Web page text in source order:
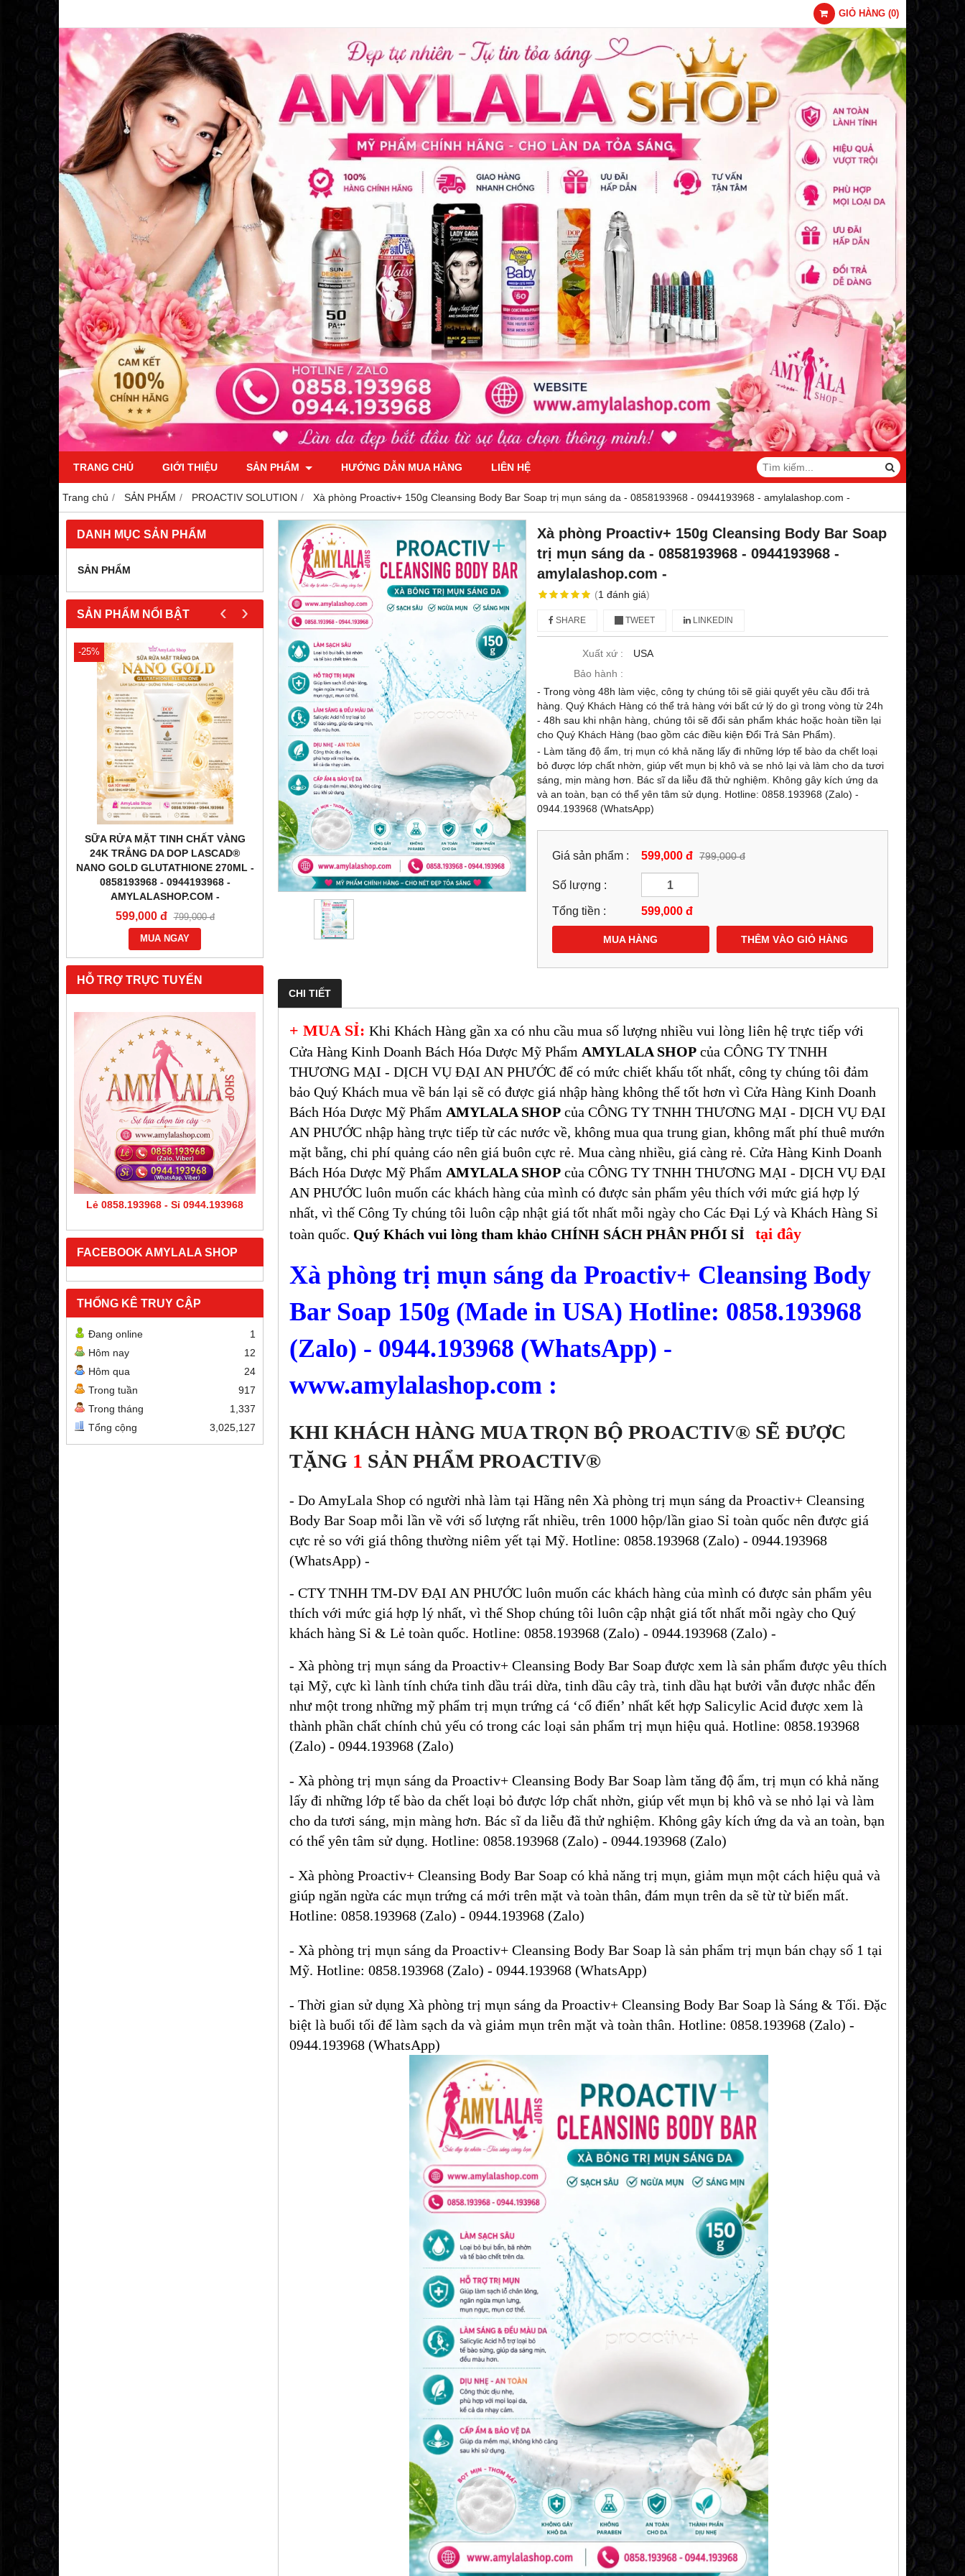
GIỎ HÀNG (0)
TRANG CHỦ GIỚI THIỆU SẢN PHẨM HƯỚNG DẪN MUA HÀNG LIÊN HỆ
Trang chủ SẢN PHẨM PROACTIV SOLUTION Xà phòng Proactiv+ 150g Cleansing Body Bar Soap trị mụn sáng da - 0858193968 - 0944193968 - amylalashop.com -
DANH MỤC SẢN PHẨM
SẢN PHẨM
SẢN PHẨM NỔI BẬT
LASCAD
GOLD
-
-25%
SỮA RỬA MẶT TINH CHẤT VÀNG
24K TRẮNG DA DOP LASCAD®
NANO GOLD GLUTATHIONE 270ML -
0858193968 - 0944193968 -
AMYLALASHOP.COM -
599,000 đ 799,000 đ
MUA NGAY
-31%
TINH CHẤT VÀNG 24K DOP
LASCAD® NANO GOLD
GLUTATHIONE 9IN1 SERUM 39ML -
0858.193968 - 0944.193968
1,299,000 đ
MUA NGAY
-21%
KEM MẶT (120G) HẠT VÀNG 24K
DOP LASCAD® NANO GOLD
GLUTATHIONE 9IN1 SIÊU TRẮNG
CAO CẤP - 0858193968 - 0944193968
1,499,000 đ 1,899,000 đ
TRẮNG TOÀN THÂN DOP LASCAD
GLUTATHIONE 180G - 0858193968 -
MUA NGAY
SỮA RỬA MẶT
24K TRẮNG DA
NANO GOLD
0858193968 -
599,000 đ
MUA
‹ ›
HỖ TRỢ TRỰC TUYẾN
Lẻ 0858.193968 - Sỉ 0944.193968
FACEBOOK AMYLALA SHOP
THỐNG KÊ TRUY CẬP
Đang online
1
Hôm nay
12
Hôm qua
24
Trong tuần
917
Trong tháng
1,337
Tổng cộng
3,025,127
Xà phòng Proactiv+ 150g Cleansing Body Bar Soap
trị mụn sáng da - 0858193968 - 0944193968 -
amylalashop.com -
(1 đánh giá)
SHARE TWEET LINKEDIN
Xuất xứ :
USA
Bảo hành :
- Trong vòng 48h làm việc, công ty chúng tôi sẽ giải quyết yêu cầu đổi trả
hàng. Quý Khách Hàng có thể trả hàng với bất cứ lý do gì trong vòng từ 24h
- 48h sau khi nhận hàng, chúng tôi sẽ đổi sản phẩm khác hoặc hoàn tiền lại
cho Quý Khách Hàng (bao gồm các điều kiện Đổi Trả Sản Phẩm).
- Làm tăng độ ẩm, trị mụn có khả năng lấy đi những lớp tế bào da chết loại
bỏ được lớp chất nhờn, giúp vết mụn bị khô và se nhỏ lại và làm cho da tươi
sáng, mịn màng hơn. Bác sĩ da liễu đã thử nghiệm. Không gây kích ứng da
và an toàn, bạn có thể yên tâm sử dụng. Hotline: 0858.193968 (Zalo) -
0944.193968 (WhatsApp)
Giá sản phẩm : 599,000 đ 799,000 đ
Số lượng :
Tổng tiền : 599,000 đ
MUA HÀNG THÊM VÀO GIỎ HÀNG
CHI TIẾT
+ MUA SỈ: Khi Khách Hàng gần xa có nhu cầu mua số lượng nhiều vui lòng liên hệ trực tiếp với
Cửa Hàng Kinh Doanh Bách Hóa Dược Mỹ Phẩm AMYLALA SHOP của CÔNG TY TNHH
THƯƠNG MẠI - DỊCH VỤ ĐẠI AN PHƯỚC để có mức chiết khấu tốt nhất, công ty chúng tôi đảm
bảo Quý Khách mua về bán lại sẽ có được giá nhập hàng không thể tốt hơn vì Cửa Hàng Kinh Doanh
Bách Hóa Dược Mỹ Phẩm AMYLALA SHOP của CÔNG TY TNHH THƯƠNG MẠI - DỊCH VỤ ĐẠI
AN PHƯỚC nhập hàng trực tiếp từ các nước về, không mua qua trung gian, không mất phí thuê mướn
mặt bằng, chi phí quảng cáo nên giá buôn cực rẻ. Mua càng nhiều, giá càng rẻ. Cửa Hàng Kinh Doanh
Bách Hóa Dược Mỹ Phẩm AMYLALA SHOP của CÔNG TY TNHH THƯƠNG MẠI - DỊCH VỤ ĐẠI
AN PHƯỚC luôn muốn các khách hàng của mình có được sản phẩm yêu thích với mức giá hợp lý
nhất, vì thế Công Ty chúng tôi luôn cập nhật giá tốt nhất mỗi ngày cho Các Đại Lý và Khách Hàng Sỉ
toàn quốc. Quý Khách vui lòng tham khảo CHÍNH SÁCH PHÂN PHỐI SỈ tại đây
Xà phòng trị mụn sáng da Proactiv+ Cleansing Body
Bar Soap 150g (Made in USA) Hotline: 0858.193968
(Zalo) - 0944.193968 (WhatsApp) -
www.amylalashop.com :
KHI KHÁCH HÀNG MUA TRỌN BỘ PROACTIV® SẼ ĐƯỢC
TẶNG 1 SẢN PHẨM PROACTIV®
- Do AmyLala Shop có người nhà làm tại Hãng nên Xà phòng trị mụn sáng da Proactiv+ Cleansing
Body Bar Soap mỗi lần về với số lượng rất nhiều, trên 1000 hộp/lần giao Sỉ toàn quốc nên được giá
cực rẻ so với giá thông thường niêm yết tại Mỹ. Hotline: 0858.193968 (Zalo) - 0944.193968
(WhatsApp) -
- CTY TNHH TM-DV ĐẠI AN PHƯỚC luôn muốn các khách hàng của mình có được sản phẩm yêu
thích với mức giá hợp lý nhất, vì thế Shop chúng tôi luôn cập nhật giá tốt nhất mỗi ngày cho Quý
khách hàng Sỉ & Lẻ toàn quốc. Hotline: 0858.193968 (Zalo) - 0944.193968 (Zalo) -
- Xà phòng trị mụn sáng da Proactiv+ Cleansing Body Bar Soap được xem là sản phẩm được yêu thích
tại Mỹ, cực kì lành tính chứa tinh dầu trái dừa, tinh dầu cây trà, tinh dầu hạt bưởi vẫn được nhắc đến
như một trong những mỹ phẩm trị mụn trứng cá ‘cổ điển’ nhất kết hợp Salicylic Acid được xem là
thành phần chất chính chủ yếu có trong các loại sản phẩm trị mụn hiệu quả. Hotline: 0858.193968
(Zalo) - 0944.193968 (Zalo)
- Xà phòng trị mụn sáng da Proactiv+ Cleansing Body Bar Soap làm tăng độ ẩm, trị mụn có khả năng
lấy đi những lớp tế bào da chết loại bỏ được lớp chất nhờn, giúp vết mụn bị khô và se nhỏ lại và làm
cho da tươi sáng, mịn màng hơn. Bác sĩ da liễu đã thử nghiệm. Không gây kích ứng da và an toàn, bạn
có thể yên tâm sử dụng. Hotline: 0858.193968 (Zalo) - 0944.193968 (Zalo)
- Xà phòng Proactiv+ Cleansing Body Bar Soap có khả năng trị mụn, giảm mụn một cách hiệu quả và
giúp ngăn ngừa các mụn trứng cá mới trên mặt và toàn thân, đám mụn trên da sẽ từ từ biến mất.
Hotline: 0858.193968 (Zalo) - 0944.193968 (Zalo)
- Xà phòng trị mụn sáng da Proactiv+ Cleansing Body Bar Soap là sản phẩm trị mụn bán chạy số 1 tại
Mỹ. Hotline: 0858.193968 (Zalo) - 0944.193968 (WhatsApp)
- Thời gian sử dụng Xà phòng trị mụn sáng da Proactiv+ Cleansing Body Bar Soap là Sáng & Tối. Đặc
biệt là buổi tối để làm sạch da và giảm mụn trên mặt và toàn thân. Hotline: 0858.193968 (Zalo) -
0944.193968 (WhatsApp)